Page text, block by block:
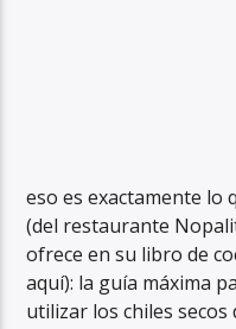
eso es exactamente lo
(del restaurante
ofrece en su libro de
aquí): la guía máxima
utilizar los chiles